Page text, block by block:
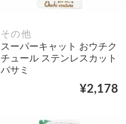
その他
スーパーキャット おウチク
チュール ステンレスカット
バサミ
¥2,178